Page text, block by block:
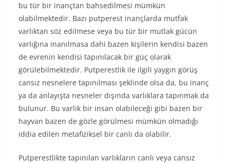
bu tür bir inançtan bahsedilmesi mümkün
olabilmektedir. Bazı putperest inançlarda mutfak
varlıktan söz edilmese veya bu tür bir mutlak gücün
varlığına inanılmasa dahi bazen kişilerin kendisi bazen
de evrenin kendisi tapınılacak bir güç olarak
görülebilmektedir. Putperestlik ile ilgili yaygın görüş
cansız nesnelere tapınılması şeklinde olsa da, bu inanç
ya da anlayışta nesneler dışında varlıklara tapınmak da
bulunur. Bu varlık bir insan olabileceği gibi bazen bir
hayvan bazen de gözle görülmesi mümkün olmadığı
iddia edilen metafiziksel bir canlı da olabilir.
Putperestlikte tapınılan varlıkların canlı veya cansız